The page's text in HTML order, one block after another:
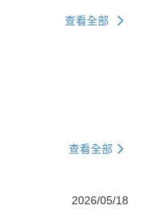
查看全部
查看全部
2026/05/18